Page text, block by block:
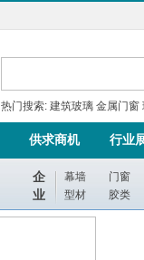
热门搜索: 建筑玻璃 金属门窗
供求商机 行业
企
业
幕墙
门窗
型材
胶类